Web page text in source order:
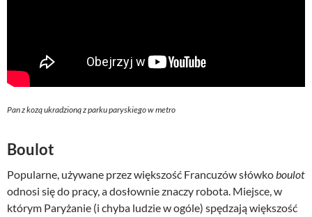
Pan z kozą ukradzioną z parku paryskiego w metro
Boulot
Popularne, używane przez większość Francuzów słówkoboulot
odnosi się do pracy, a dosłownie znaczy robota. Miejsce, w
którym Paryżanie (i chyba ludzie w ogóle) spędzają większość